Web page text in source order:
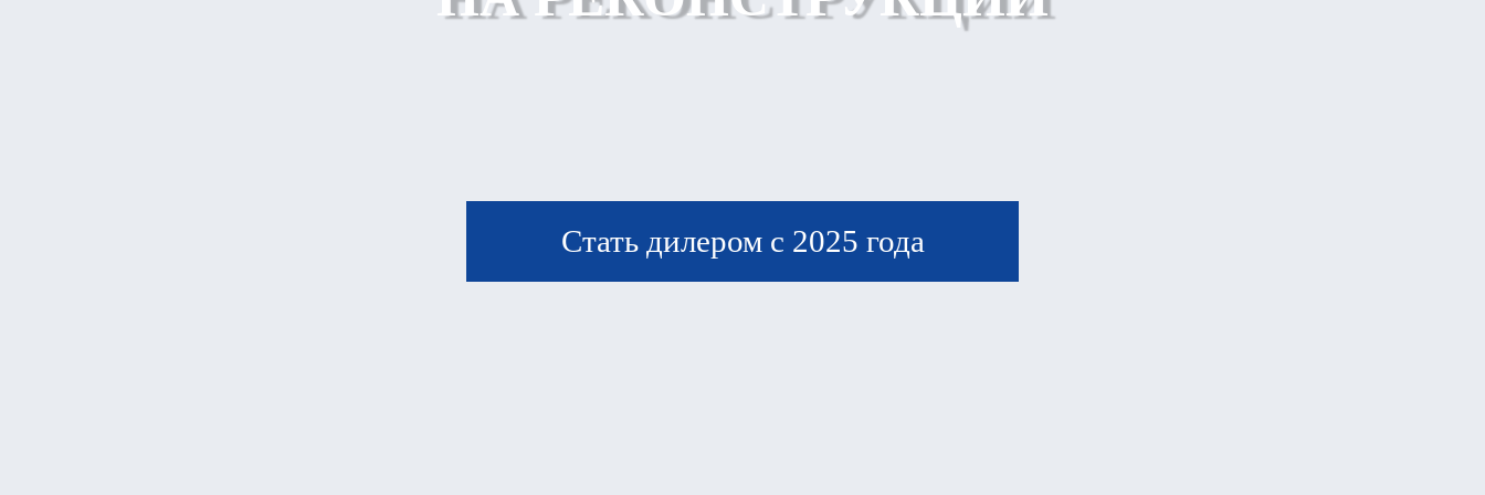
Стать дилером с 2025 года